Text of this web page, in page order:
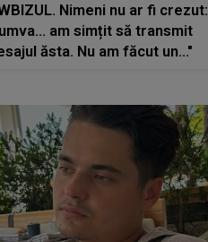
Nimeni nu ar fi crezut:
am simțit să transmit
ăsta. Nu am făcut un..."